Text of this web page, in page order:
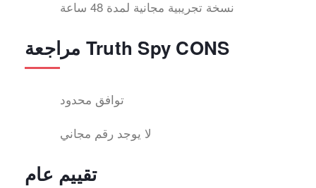
نسخة تجريبية مجانية لمدة 48 ساعة
مراجعة Truth Spy CONS
توافق محدود
لا يوجد رقم مجاني
تقييم عام